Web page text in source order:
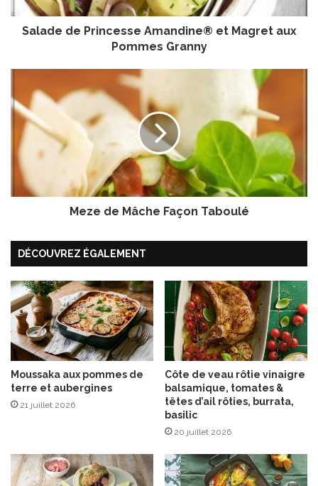
P
s
m
n
®
e
t
M
a
g
e
t
a
o
m
Salade de Princesse Amandine® et Magret aux
Pommes Granny
z
c
F
ç
o
n
T
a
b
o
u
l
é
Meze de Mâche Façon Taboulé
DÉCOUVREZ ÉGALEMENT
Moussaka aux pommes de
terre et aubergines
21 juillet 2026
Côte de veau rôtie vinaigre
balsamique, tomates &
têtes d’ail rôties, burrata,
basilic
20 juillet 2026